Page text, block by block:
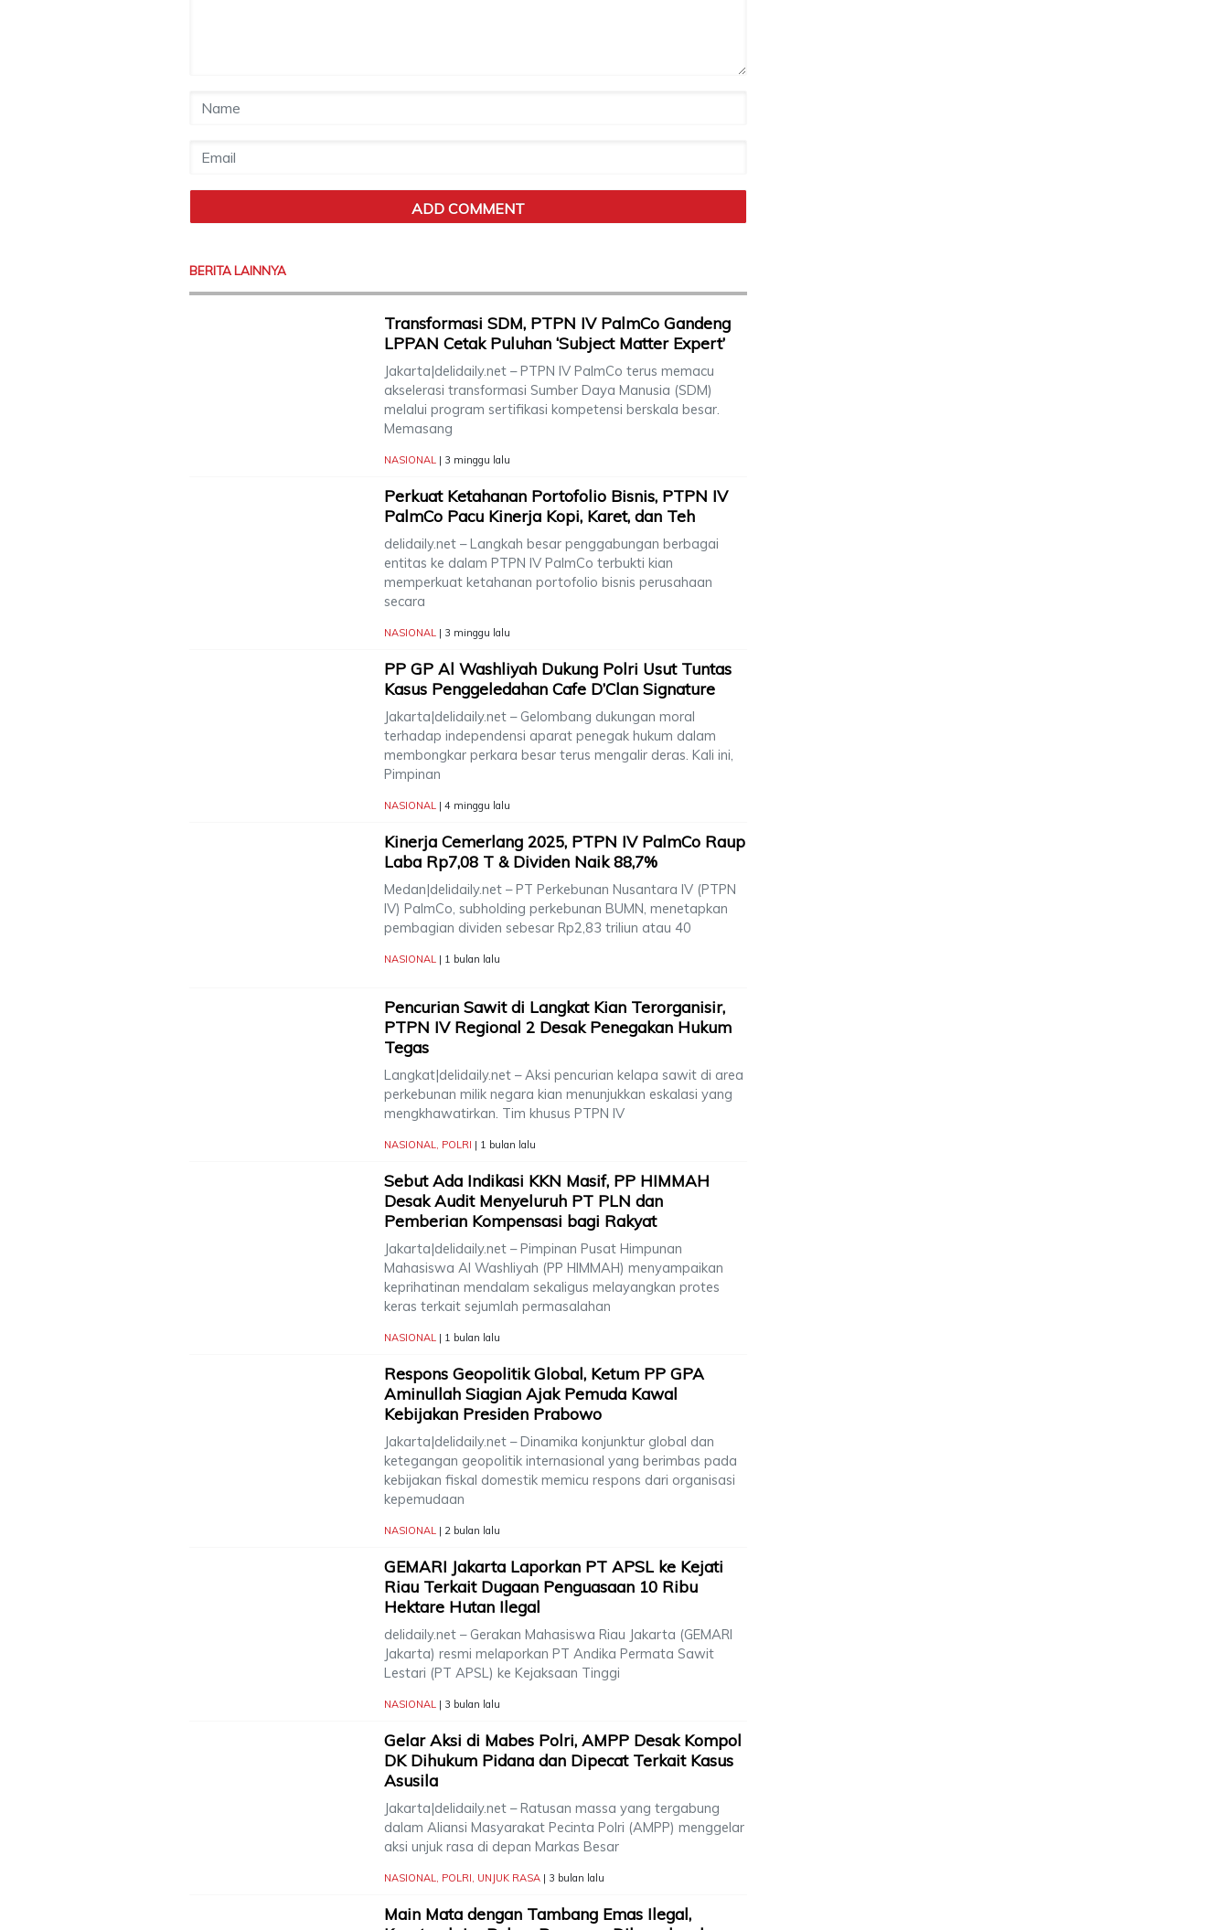
BERITA LAINNYA
Transformasi SDM, PTPN IV PalmCo Gandeng
LPPAN Cetak Puluhan ‘Subject Matter Expert’
Jakarta|delidaily.net – PTPN IV PalmCo terus memacu
akselerasi transformasi Sumber Daya Manusia (SDM)
melalui program sertifikasi kompetensi berskala besar.
Memasang
NASIONAL | 3 minggu lalu
Perkuat Ketahanan Portofolio Bisnis, PTPN IV
PalmCo Pacu Kinerja Kopi, Karet, dan Teh
delidaily.net – Langkah besar penggabungan berbagai
entitas ke dalam PTPN IV PalmCo terbukti kian
memperkuat ketahanan portofolio bisnis perusahaan
secara
NASIONAL | 3 minggu lalu
PP GP Al Washliyah Dukung Polri Usut Tuntas
Kasus Penggeledahan Cafe D’Clan Signature
Jakarta|delidaily.net – Gelombang dukungan moral
terhadap independensi aparat penegak hukum dalam
membongkar perkara besar terus mengalir deras. Kali ini,
Pimpinan
NASIONAL | 4 minggu lalu
Kinerja Cemerlang 2025, PTPN IV PalmCo Raup
Laba Rp7,08 T & Dividen Naik 88,7%
Medan|delidaily.net – PT Perkebunan Nusantara IV (PTPN
IV) PalmCo, subholding perkebunan BUMN, menetapkan
pembagian dividen sebesar Rp2,83 triliun atau 40
NASIONAL | 1 bulan lalu
Pencurian Sawit di Langkat Kian Terorganisir,
PTPN IV Regional 2 Desak Penegakan Hukum
Tegas
Langkat|delidaily.net – Aksi pencurian kelapa sawit di area
perkebunan milik negara kian menunjukkan eskalasi yang
mengkhawatirkan. Tim khusus PTPN IV
NASIONAL, POLRI | 1 bulan lalu
Sebut Ada Indikasi KKN Masif, PP HIMMAH
Desak Audit Menyeluruh PT PLN dan
Pemberian Kompensasi bagi Rakyat
Jakarta|delidaily.net – Pimpinan Pusat Himpunan
Mahasiswa Al Washliyah (PP HIMMAH) menyampaikan
keprihatinan mendalam sekaligus melayangkan protes
keras terkait sejumlah permasalahan
NASIONAL | 1 bulan lalu
Respons Geopolitik Global, Ketum PP GPA
Aminullah Siagian Ajak Pemuda Kawal
Kebijakan Presiden Prabowo
Jakarta|delidaily.net – Dinamika konjunktur global dan
ketegangan geopolitik internasional yang berimbas pada
kebijakan fiskal domestik memicu respons dari organisasi
kepemudaan
NASIONAL | 2 bulan lalu
GEMARI Jakarta Laporkan PT APSL ke Kejati
Riau Terkait Dugaan Penguasaan 10 Ribu
Hektare Hutan Ilegal
delidaily.net – Gerakan Mahasiswa Riau Jakarta (GEMARI
Jakarta) resmi melaporkan PT Andika Permata Sawit
Lestari (PT APSL) ke Kejaksaan Tinggi
NASIONAL | 3 bulan lalu
Gelar Aksi di Mabes Polri, AMPP Desak Kompol
DK Dihukum Pidana dan Dipecat Terkait Kasus
Asusila
Jakarta|delidaily.net – Ratusan massa yang tergabung
dalam Aliansi Masyarakat Pecinta Polri (AMPP) menggelar
aksi unjuk rasa di depan Markas Besar
NASIONAL, POLRI, UNJUK RASA | 3 bulan lalu
Main Mata dengan Tambang Emas Ilegal,